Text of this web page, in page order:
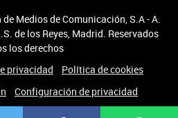
Medios de Comunicación, S.A - A.
de los Reyes, Madrid. Reservados
los derechos
privacidad
Política de cookies
Configuración de privacidad